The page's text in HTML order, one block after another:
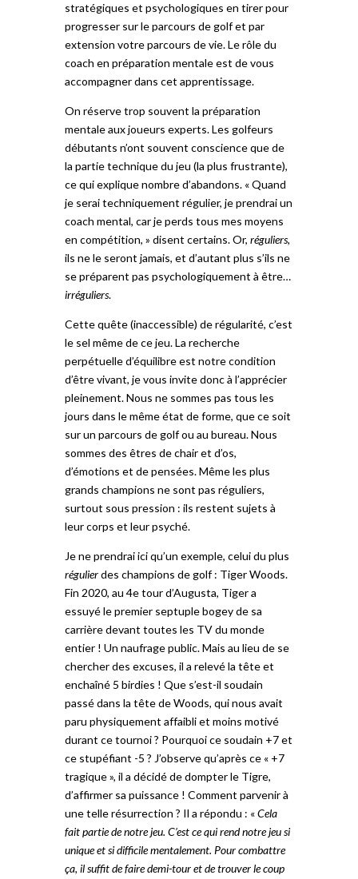
stratégiques et psychologiques en tirer pour
progresser sur le parcours de golf et par
extension votre parcours de vie. Le rôle du
coach en préparation mentale est de vous
accompagner dans cet apprentissage.
On réserve trop souvent la préparation
mentale aux joueurs experts. Les golfeurs
débutants n’ont souvent conscience que de
la partie technique du jeu (la plus frustrante),
ce qui explique nombre d’abandons. « Quand
je serai techniquement régulier, je prendrai un
coach mental, car je perds tous mes moyens
en compétition, » disent certains. Or, réguliers,
ils ne le seront jamais, et d’autant plus s’ils ne
se préparent pas psychologiquement à être…
irréguliers.
Cette quête (inaccessible) de régularité, c’est
le sel même de ce jeu. La recherche
perpétuelle d’équilibre est notre condition
d’être vivant, je vous invite donc à l’apprécier
pleinement. Nous ne sommes pas tous les
jours dans le même état de forme, que ce soit
sur un parcours de golf ou au bureau. Nous
sommes des êtres de chair et d’os,
d’émotions et de pensées. Même les plus
grands champions ne sont pas réguliers,
surtout sous pression : ils restent sujets à
leur corps et leur psyché.
Je ne prendrai ici qu’un exemple, celui du plus
régulierdes champions de golf : Tiger Woods.
Fin 2020, au 4e tour d’Augusta, Tiger a
essuyé le premier septuple bogey de sa
carrière devant toutes les TV du monde
entier ! Un naufrage public. Mais au lieu de se
chercher des excuses, il a relevé la tête et
enchaîné 5 birdies ! Que s’est-il soudain
passé dans la tête de Woods, qui nous avait
paru physiquement affaibli et moins motivé
durant ce tournoi ? Pourquoi ce soudain +7 et
ce stupéfiant -5 ? J’observe qu’après ce « +7
tragique », il a décidé de dompter le Tigre,
d’affirmer sa puissance ! Comment parvenir à
une telle résurrection ? Il a répondu : «Cela
fait partie de notre jeu. C’est ce qui rend notre jeu si
unique et si difficile mentalement. Pour combattre
ça, il suffit de faire demi-tour et de trouver le coup